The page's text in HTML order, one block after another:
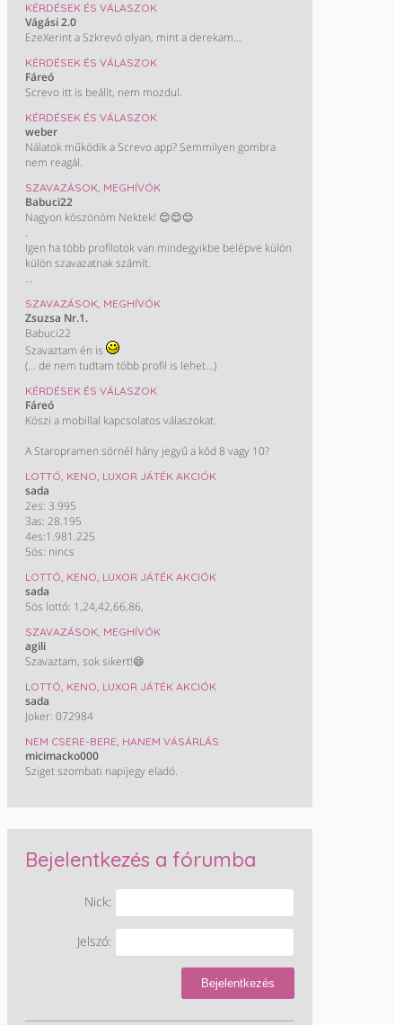
a szoba sarkában porosodik a dobozban.
KÉRDÉSEK ÉS VÁLASZOK
Vágási 2.0
EzeXerint a Szkrevó olyan, mint a derekam...
KÉRDÉSEK ÉS VÁLASZOK
Fáreó
Screvo itt is beállt, nem mozdul.
KÉRDÉSEK ÉS VÁLASZOK
weber
Nálatok működik a Screvo app? Semmilyen gombra
nem reagál.
SZAVAZÁSOK, MEGHÍVÓK
Babuci22
Nagyon köszönöm Nektek! 😊😊😊
.
Igen ha több profilotok van mindegyikbe belépve külön
külön szavazatnak számít.
/ Most nem műkszik a screvo oldal de majd biztos
helyrehozzàk/
SZAVAZÁSOK, MEGHÍVÓK
Zsuzsa Nr.1.
Babuci22
Szavaztam én is
(... de nem tudtam több profil is lehet...)
KÉRDÉSEK ÉS VÁLASZOK
Fáreó
Köszi a mobillal kapcsolatos válaszokat.
A Staropramen sörnél hány jegyű a kód 8 vagy 10?
LOTTÓ, KENO, LUXOR JÁTÉK AKCIÓK
sada
2es: 3.995
3as: 28.195
4es:1.981.225
5ös: nincs
LOTTÓ, KENO, LUXOR JÁTÉK AKCIÓK
sada
5ös lottó: 1,24,42,66,86,
SZAVAZÁSOK, MEGHÍVÓK
agili
Szavaztam, sok sikert!😄
LOTTÓ, KENO, LUXOR JÁTÉK AKCIÓK
sada
Joker: 072984
NEM CSERE-BERE, HANEM VÁSÁRLÁS
micimacko000
Sziget szombati napijegy eladó.
Bejelentkezés a fórumba
Nick:
Jelszó:
Bejelentkezés